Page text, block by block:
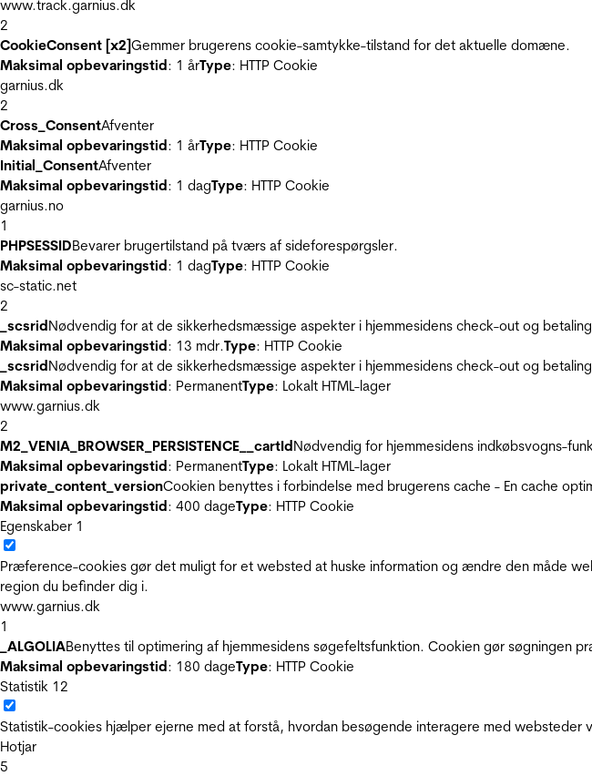
www.track.garnius.dk
2
CookieConsent [x2]Gemmer brugerens cookie-samtykke-tilstand for det aktuelle domæne.
Maksimal opbevaringstid: 1 årType: HTTP Cookie
garnius.dk
2
Cross_ConsentAfventer
Maksimal opbevaringstid: 1 årType: HTTP Cookie
Initial_ConsentAfventer
Maksimal opbevaringstid: 1 dagType: HTTP Cookie
garnius.no
1
PHPSESSIDBevarer brugertilstand på tværs af sideforespørgsler.
Maksimal opbevaringstid: 1 dagType: HTTP Cookie
sc-static.net
2
_scsridNødvendig for at de sikkerhedsmæssige aspekter i hjemmesidens check-out og
Maksimal opbevaringstid: 13 mdr.Type: HTTP Cookie
_scsridNødvendig for at de sikkerhedsmæssige aspekter i hjemmesidens check-out og
Maksimal opbevaringstid: PermanentType: Lokalt HTML-lager
www.garnius.dk
2
M2_VENIA_BROWSER_PERSISTENCE__cartIdNødvendig for hjemmesidens indkøbsvogns-
Maksimal opbevaringstid: PermanentType: Lokalt HTML-lager
private_content_versionCookien benyttes i forbindelse med brugerens cache - En cache
Maksimal opbevaringstid: 400 dageType: HTTP Cookie
Egenskaber 1
Præference-cookies gør det muligt for et websted at huske information og ændre den måde
region du befinder dig i.
www.garnius.dk
1
_ALGOLIABenyttes til optimering af hjemmesidens søgefeltsfunktion. Cookien gør søgningen
Maksimal opbevaringstid: 180 dageType: HTTP Cookie
Statistik 12
Statistik-cookies hjælper ejerne med at forstå, hvordan besøgende interagere med websteder
Hotjar
5